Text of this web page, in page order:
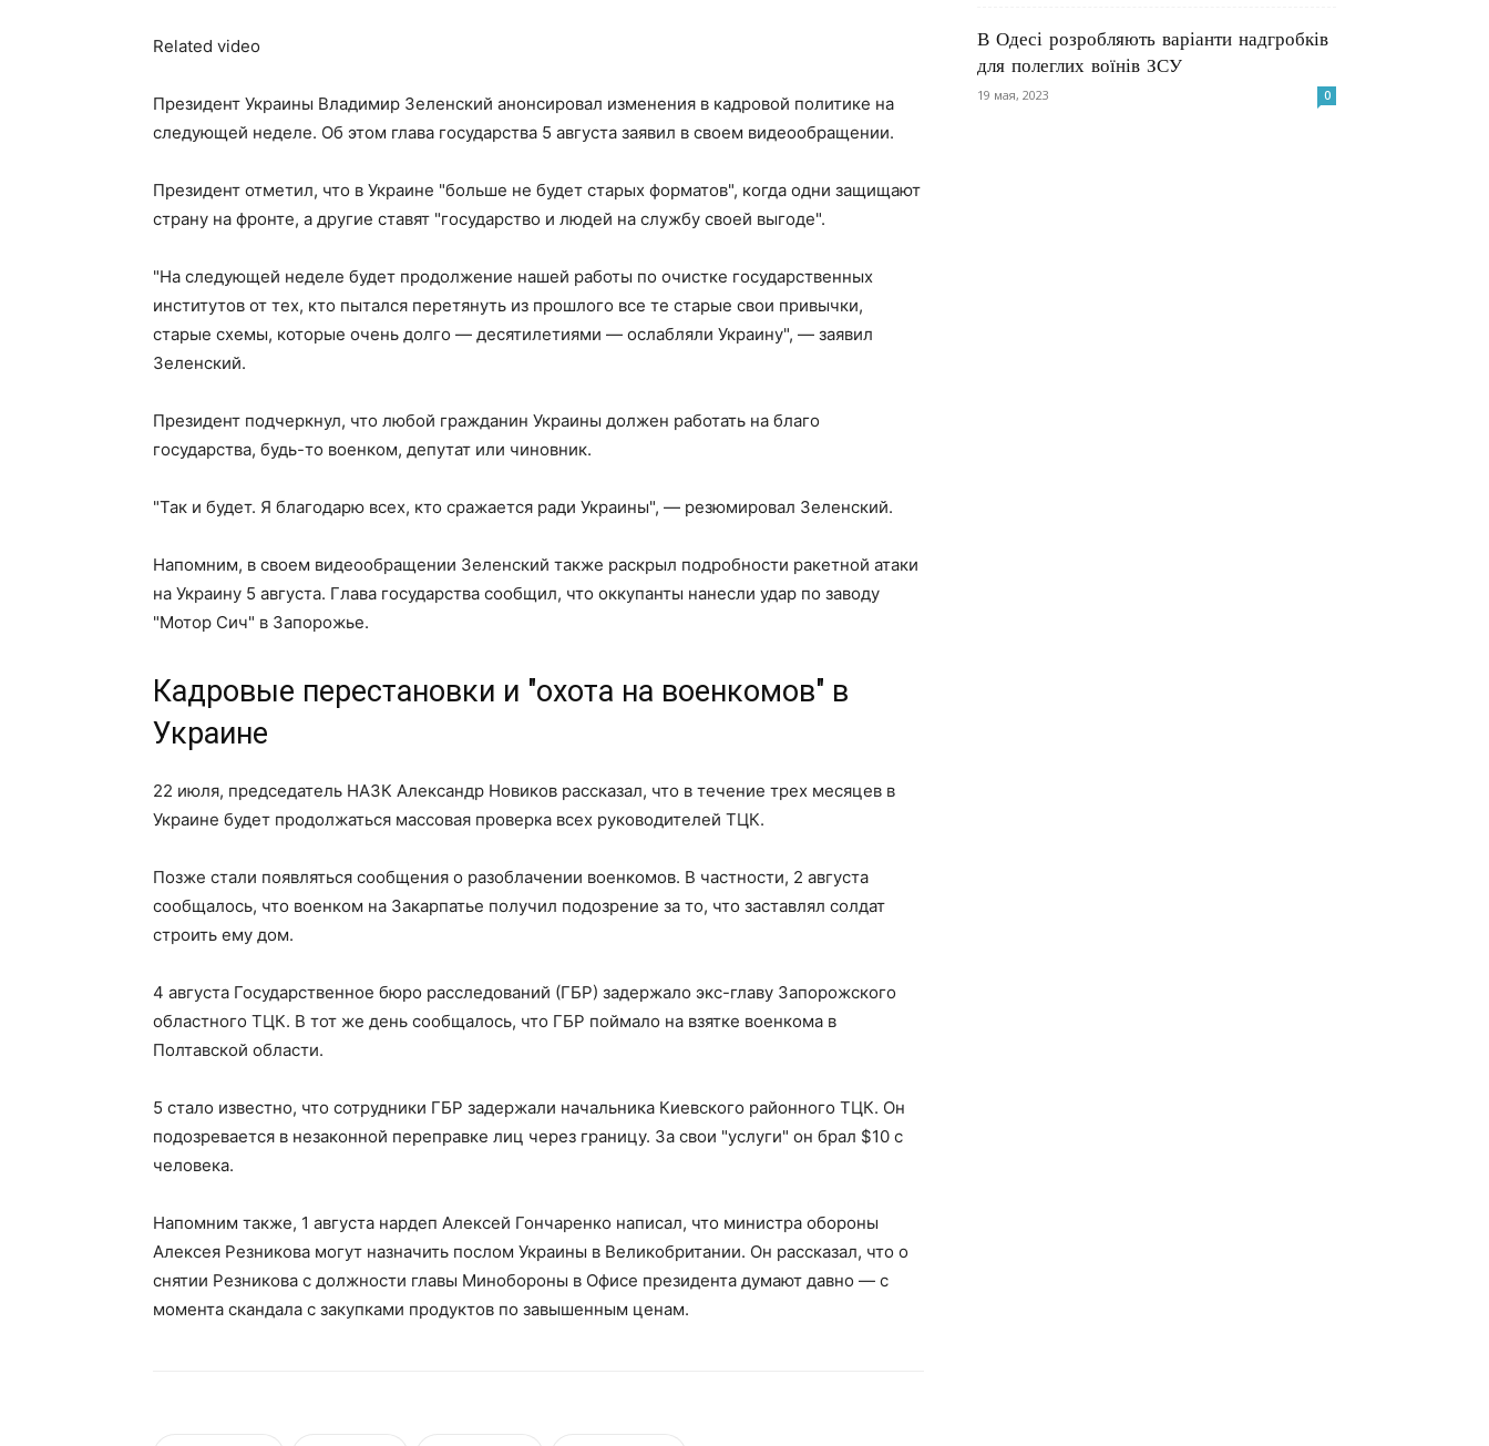
Related video
Президент Украины Владимир Зеленский анонсировал изменения в кадровой политике на
следующей неделе. Об этом глава государства 5 августа заявил в своем видеообращении.
Президент отметил, что в Украине "больше не будет старых форматов", когда одни защищают
страну на фронте, а другие ставят "государство и людей на службу своей выгоде".
"На следующей неделе будет продолжение нашей работы по очистке государственных
институтов от тех, кто пытался перетянуть из прошлого все те старые свои привычки,
старые схемы, которые очень долго — десятилетиями — ослабляли Украину", — заявил
Зеленский.
Президент подчеркнул, что любой гражданин Украины должен работать на благо
государства, будь-то военком, депутат или чиновник.
"Так и будет. Я благодарю всех, кто сражается ради Украины", — резюмировал Зеленский.
Напомним, в своем видеообращении Зеленский также раскрыл подробности ракетной атаки
на Украину 5 августа. Глава государства сообщил, что оккупанты нанесли удар по заводу
"Мотор Сич" в Запорожье.
Кадровые перестановки и "охота на военкомов" в
Украине
22 июля, председатель НАЗК Александр Новиков рассказал, что в течение трех месяцев в
Украине будет продолжаться массовая проверка всех руководителей ТЦК.
Позже стали появляться сообщения о разоблачении военкомов. В частности, 2 августа
сообщалось, что военком на Закарпатье получил подозрение за то, что заставлял солдат
строить ему дом.
4 августа Государственное бюро расследований (ГБР) задержало экс-главу Запорожского
областного ТЦК. В тот же день сообщалось, что ГБР поймало на взятке военкома в
Полтавской области.
5 стало известно, что сотрудники ГБР задержали начальника Киевского районного ТЦК. Он
подозревается в незаконной переправке лиц через границу. За свои "услуги" он брал $10 с
человека.
Напомним также, 1 августа нардеп Алексей Гончаренко написал, что министра обороны
Алексея Резникова могут назначить послом Украины в Великобритании. Он рассказал, что о
снятии Резникова с должности главы Минобороны в Офисе президента думают давно — с
момента скандала с закупками продуктов по завышенным ценам.
В Одесі розробляють варіанти надгробків
для полеглих воїнів ЗСУ
19 мая, 2023 0